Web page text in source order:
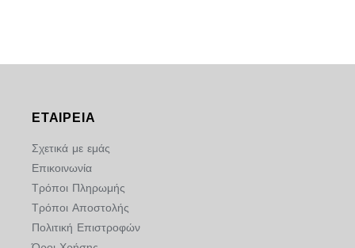
ΕΤΑΙΡΕΙΑ
Σχετικά με εμάς
Επικοινωνία
Τρόποι Πληρωμής
Τρόποι Αποστολής
Πολιτική Επιστροφών